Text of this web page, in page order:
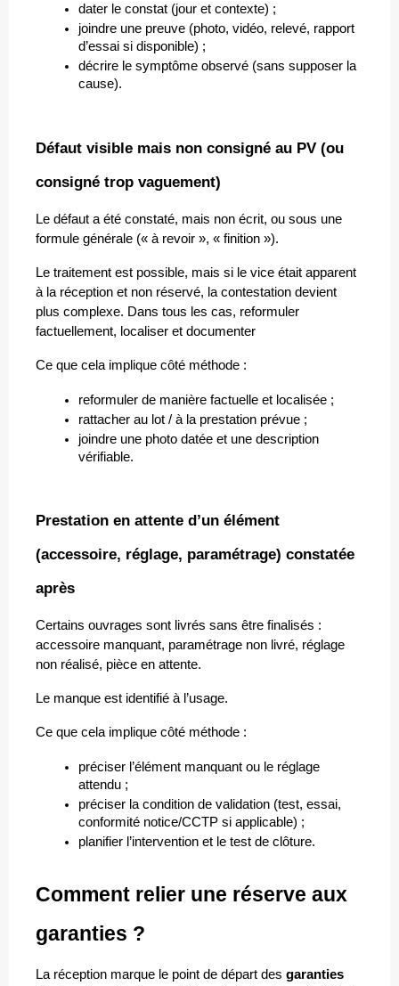
dater le constat (jour et contexte) ;
joindre une preuve (photo, vidéo, relevé, rapport
d’essai si disponible) ;
décrire le symptôme observé (sans supposer la
cause).
Défaut visible mais non consigné au PV (ou
consigné trop vaguement)
Le défaut a été constaté, mais non écrit, ou sous une
formule générale (« à revoir », « finition »).
Le traitement est possible, mais si le vice était apparent
à la réception et non réservé, la contestation devient
plus complexe. Dans tous les cas, reformuler
factuellement, localiser et documenter
Ce que cela implique côté méthode :
reformuler de manière factuelle et localisée ;
rattacher au lot / à la prestation prévue ;
joindre une photo datée et une description
vérifiable.
Prestation en attente d’un élément
(accessoire, réglage, paramétrage) constatée
après
Certains ouvrages sont livrés sans être finalisés :
accessoire manquant, paramétrage non livré, réglage
non réalisé, pièce en attente.
Le manque est identifié à l’usage.
Ce que cela implique côté méthode :
préciser l’élément manquant ou le réglage
attendu ;
préciser la condition de validation (test, essai,
conformité notice/CCTP si applicable) ;
planifier l’intervention et le test de clôture.
Comment relier une réserve aux
garanties ?
La réception marque le point de départ des garanties